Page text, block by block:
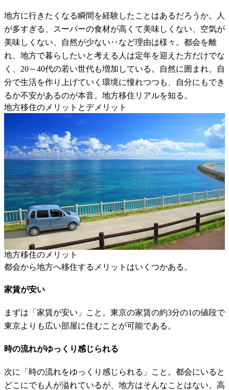
地方に行きたくなる瞬間を経験したことはあるだろうか。人
が多すぎる、スーパーの食材が高くて美味しくない、空気が
美味しくない、自然が少ない‥など理由は様々。都会を離
れ、地方で暮らしたいと考える人は定年を迎えた方だけでな
く、20～40代の若い世代も増加している。自然に囲まれ、自
分で生活を作り上げていく環境に憧れつつも、自分にもでき
るか不安があるのが本音。地方移住リアルを知る。
地方移住のメリットとデメリット
地方移住のメリット
都会から地方へ移住するメリットはいくつかある。
家賃が安い
まずは「家賃が安い」こと。東京の家賃の約3分の1の値段で
東京よりも広い部屋に住むことが可能である。
時の流れがゆっくり感じられる
次に「時の流れをゆっくり感じられる」こと。都会にいると
どこにでも人が溢れているが、地方はそんなことはない。高